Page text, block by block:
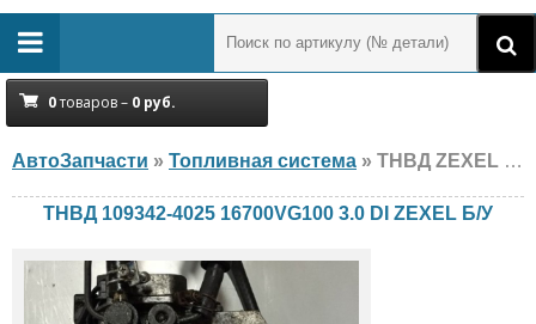
0товаров – 0 руб.
АвтоЗапчасти » Топливная система » ТНВД ZEXEL 109342-4025 16700VG100 3.0 DI Nissan, Б/У
ТНВД 109342-4025 16700VG100 3.0 DI ZEXEL Б/У